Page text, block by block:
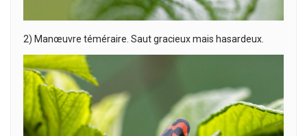
2) Manœuvre téméraire. Saut gracieux mais hasardeux.